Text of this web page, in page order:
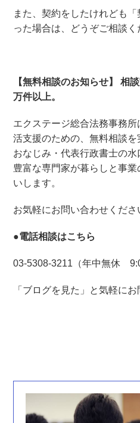
また、契約をしたけれども
った場合は、どうぞご相談く
【無料相談のお知らせ】 相
万件以上。
エクステージ総合法務事務
活支援のための、無料相談
おなじみ・代表行政書士の
豊富な専門家が暮らしと事
いします。
お気軽にお問い合わせくださ
●電話相談はこちら
03-5308-3211（年中無休
「ブログを見た」と気軽に